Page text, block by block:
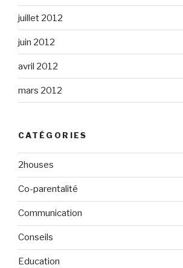
juillet 2012
juin 2012
avril 2012
mars 2012
CATÉGORIES
2houses
Co-parentalité
Communication
Conseils
Education